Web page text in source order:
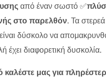
από έναν σωστό ✅
στο παρελθόν. Τα
δύσκολο να
έχει διαφορετική δυσκολία.
καλέστε μας για